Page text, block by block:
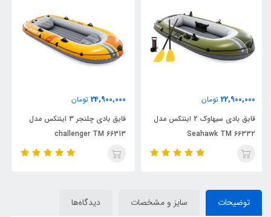
24,900,000 تومان
قایق بادی چلنجر 3 اینتکس مدل
challenger TM 66313
88,000,000 تومان
پدل برد بادی اینتکس سری آکواپرو
350T
توضیحات سایز و مشخصات دیدگاه‌ها